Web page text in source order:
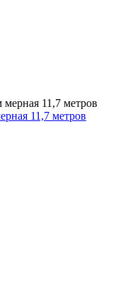
11,7 метров